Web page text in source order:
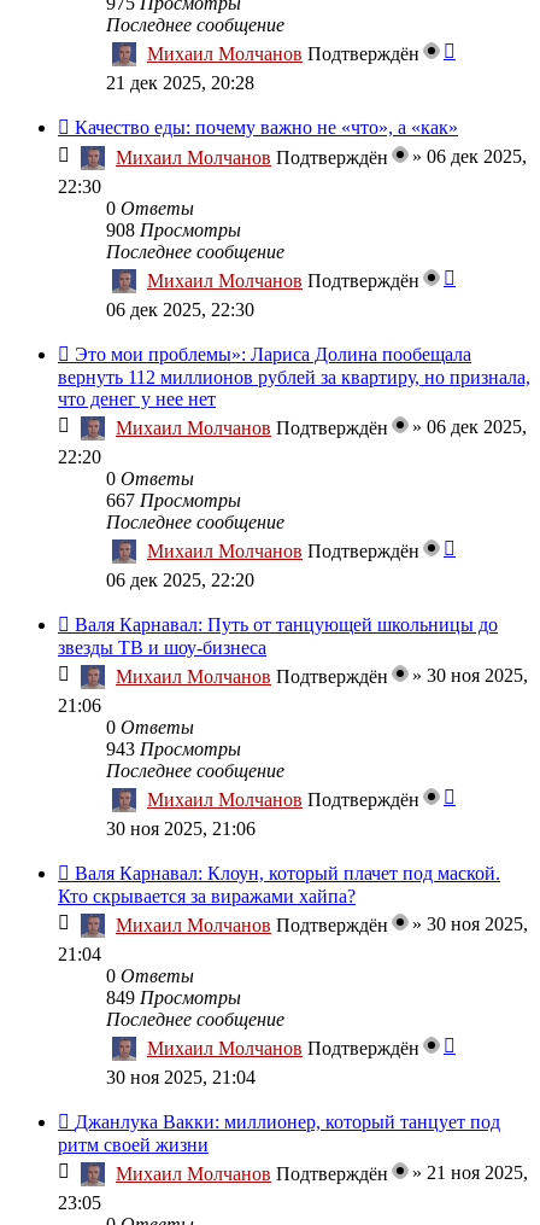
Последнее сообщение
Михаил Молчанов Подтверждён
21 дек 2025, 20:28
Качество еды: почему важно не «что», а «как»
Михаил Молчанов Подтверждён » 06 дек 2025,
22:30
0 Ответы
908 Просмотры
Последнее сообщение
Михаил Молчанов Подтверждён
06 дек 2025, 22:30
Это мои проблемы»: Лариса Долина пообещала
вернуть 112 миллионов рублей за квартиру, но признала,
что денег у нее нет
Михаил Молчанов Подтверждён » 06 дек 2025,
22:20
0 Ответы
667 Просмотры
Последнее сообщение
Михаил Молчанов Подтверждён
06 дек 2025, 22:20
Валя Карнавал: Путь от танцующей школьницы до
звезды ТВ и шоу-бизнеса
Михаил Молчанов Подтверждён » 30 ноя 2025,
21:06
0 Ответы
943 Просмотры
Последнее сообщение
Михаил Молчанов Подтверждён
30 ноя 2025, 21:06
Валя Карнавал: Клоун, который плачет под маской.
Кто скрывается за виражами хайпа?
Михаил Молчанов Подтверждён » 30 ноя 2025,
21:04
0 Ответы
849 Просмотры
Последнее сообщение
Михаил Молчанов Подтверждён
30 ноя 2025, 21:04
Джанлука Вакки: миллионер, который танцует под
ритм своей жизни
Михаил Молчанов Подтверждён » 21 ноя 2025,
23:05